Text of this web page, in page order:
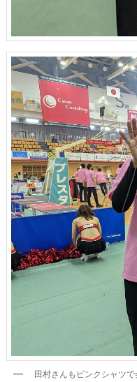
田村さんもピンクシャツ